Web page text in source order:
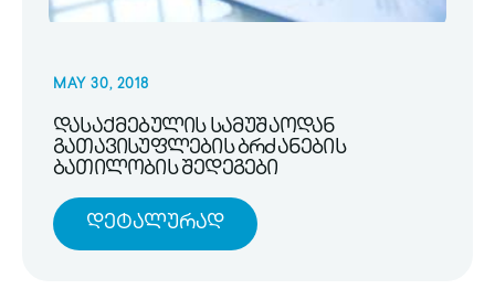
MAY 30, 2018
დასაქმებულის სამუშაოდან
გათავისუფლების ბრძანების
ბათილობის შედეგები
Დეტალურად